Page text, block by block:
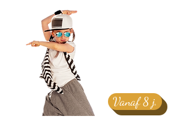
Vanaf 8 j.